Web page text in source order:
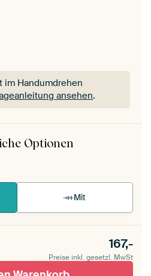
im Handumdrehen
ansehen.
im Handumdrehen
ansehen
Optionen
Mit
167,-
Preise inkl. gesetzl. MwSt